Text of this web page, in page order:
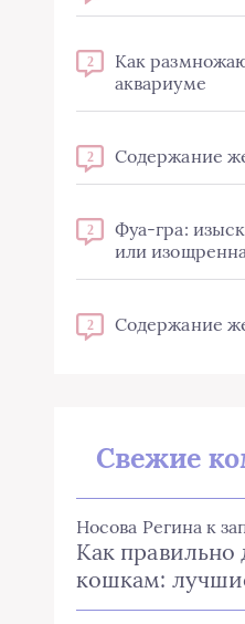
2
Как
аквариуме
2 Содержание
2
Фуа-гра:
или
2 Содержание
Свежие
Носова Регина к
Как правильно
кошкам: